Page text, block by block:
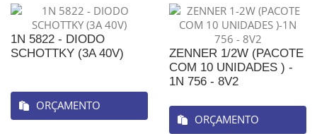
1N 5822 - DIODO
SCHOTTKY (3A 40V)
ORÇAMENTO
ZENNER 1/2W (PACOTE
COM 10 UNIDADES ) -
1N 756 - 8V2
ORÇAMENTO